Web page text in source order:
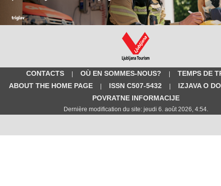
CONTACTS | OÙ EN SOMMES-NOUS? |
TEMPS DE
ABOUT THE HOME PAGE
| ISSN C507-5432 |
IZJAVA O
POVRATNE INFORMACIJE
Dernière modification du site: jeudi 6. août 2026, 4:54.